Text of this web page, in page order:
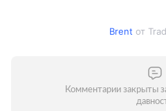
Brent от
Комментарии закрыты